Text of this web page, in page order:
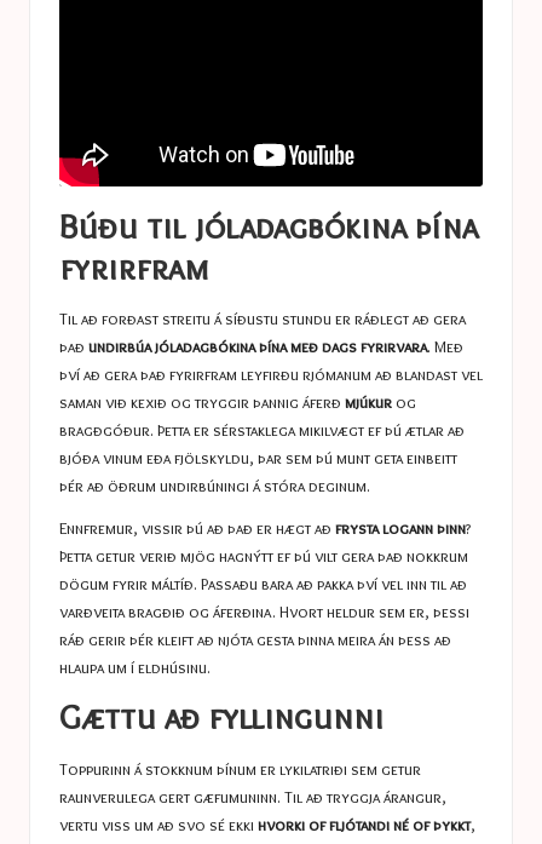
Búðu til jóladagbókina þína
fyrirfram
Til að forðast streitu á síðustu stundu er ráðlegt að gera
það undirbúa jóladagbókina þína með dags fyrirvara. Með
því að gera það fyrirfram leyfirðu rjómanum að blandast vel
saman við kexið og tryggir þannig áferð mjúkur og
bragðgóður. Þetta er sérstaklega mikilvægt ef þú ætlar að
bjóða vinum eða fjölskyldu, þar sem þú munt geta einbeitt
þér að öðrum undirbúningi á stóra deginum.
Ennfremur, vissir þú að það er hægt að frysta logann þinn?
Þetta getur verið mjög hagnýtt ef þú vilt gera það nokkrum
dögum fyrir máltíð. Passaðu bara að pakka því vel inn til að
varðveita bragðið og áferðina. Hvort heldur sem er, þessi
ráð gerir þér kleift að njóta gesta þinna meira án þess að
hlaupa um í eldhúsinu.
Gættu að fyllingunni
Toppurinn á stokknum þínum er lykilatriði sem getur
raunverulega gert gæfumuninn. Til að tryggja árangur,
vertu viss um að svo sé ekki hvorki of fljótandi né of þykkt,